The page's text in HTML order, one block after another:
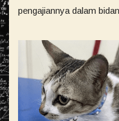
pengajiannya dalam